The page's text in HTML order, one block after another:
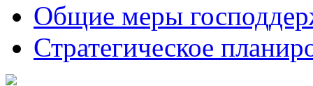
Общие меры
Стратегическое